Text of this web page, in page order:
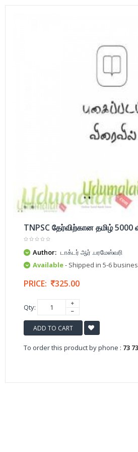
TNPSC தேர்விற்கான தமிழ்
Author: டாக்டர் ஆர் .பரமேஸ்வரி
Available- Shipped in 5-6
PRICE: 325.00
Qty:
ADD TO CART
To order this product by phone : 73